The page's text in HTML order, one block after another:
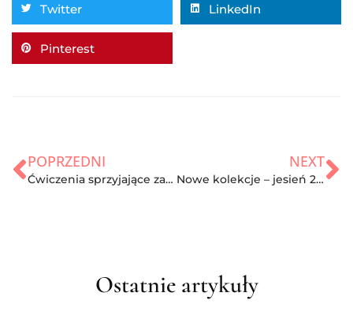
Twitter LinkedIn
Pinterest
POPRZEDNI
Ćwiczenia sprzyjające zajściu w ciążę i zapłodnieniu
NEXT
Nowe kolekcje – jesień 2019 – czyli co będzie modne w tym sezonie?
Ostatnie artykuły